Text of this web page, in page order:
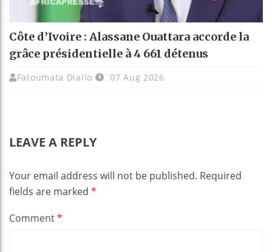
Côte d’Ivoire : Alassane Ouattara accorde la
grâce présidentielle à 4 661 détenus
Fatoumata Diallo 07 Aug 2026
LEAVE A REPLY
Your email address will not be published. Required
fields are marked *
Comment*